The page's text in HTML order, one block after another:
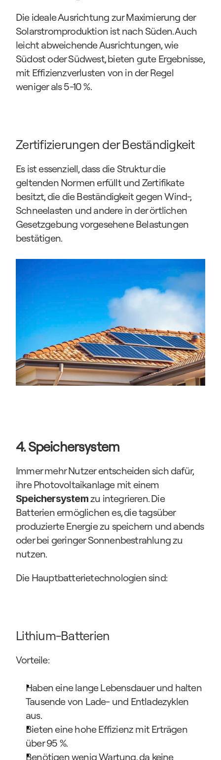
Die ideale Ausrichtung zur Maximierung der
Solarstromproduktion ist nach Süden. Auch
leicht abweichende Ausrichtungen, wie
Südost oder Südwest, bieten gute Ergebnisse,
mit Effizienzverlusten von in der Regel
weniger als 5-10 %.
Zertifizierungen der Beständigkeit
Es ist essenziell, dass die Struktur die
geltenden Normen erfüllt und Zertifikate
besitzt, die die Beständigkeit gegen Wind-,
Schneelasten und andere in der örtlichen
Gesetzgebung vorgesehene Belastungen
bestätigen.
4. Speichersystem
Immer mehr Nutzer entscheiden sich dafür,
Speichersystem zu integrieren. Die
Batterien ermöglichen es, die tagsüber
produzierte Energie zu speichern und abends
oder bei geringer Sonnenbestrahlung zu
nutzen.
Die Hauptbatterietechnologien sind:
Lithium-Batterien
Vorteile:
Haben eine lange Lebensdauer und halten
Tausende von Lade- und Entladezyklen
aus.
Bieten eine hohe Effizienz mit Erträgen
über 95 %.
Benötigen wenig Wartung, da keine